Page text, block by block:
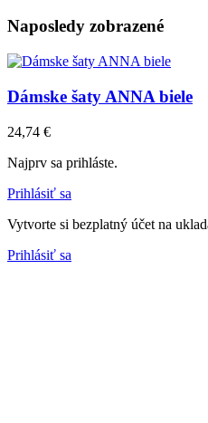
Naposledy zobrazené
Dámske šaty ANNA biele
24,74 €
Najprv sa prihláste.
Prihlásiť sa
Vytvorte si bezplatný účet na
Prihlásiť sa